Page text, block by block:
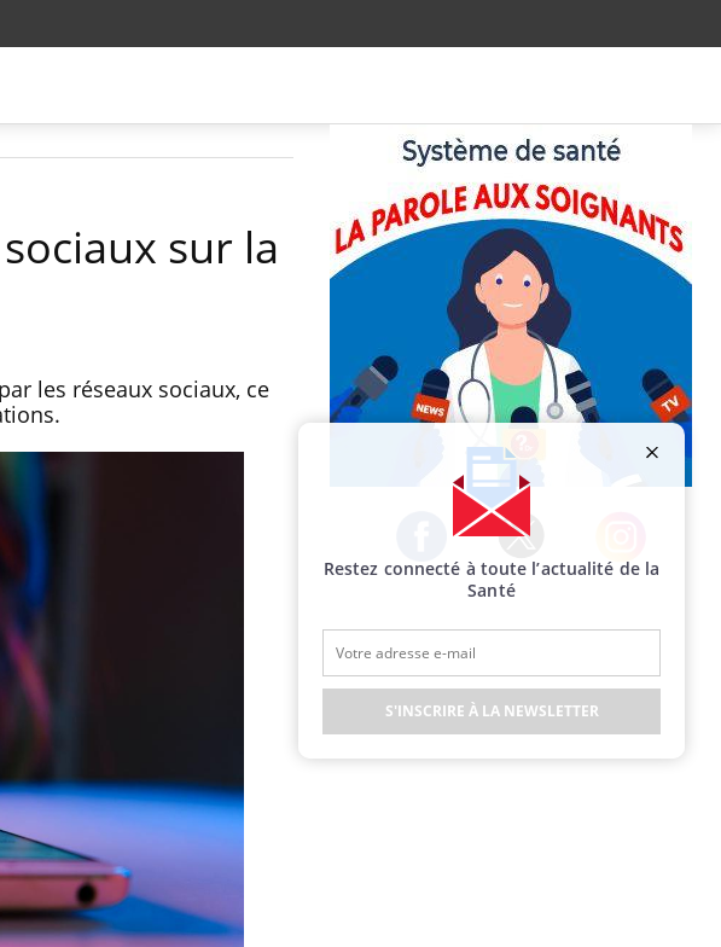
sur la
les réseaux sociaux, ce
Facebook Twitter Instagram
Restez connecté à toute l’actualité de la
Santé
S'INSCRIRE À LA NEWSLETTER